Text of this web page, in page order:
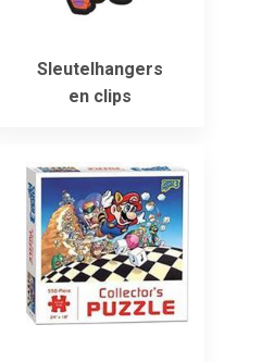
Sleutelhangers
en clips